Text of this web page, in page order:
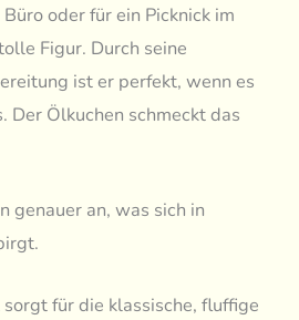
oder für ein Picknick im
Figur. Durch seine
ist er perfekt, wenn es
Der Ölkuchen schmeckt das
genauer an, was sich in
für die klassische, fluffige